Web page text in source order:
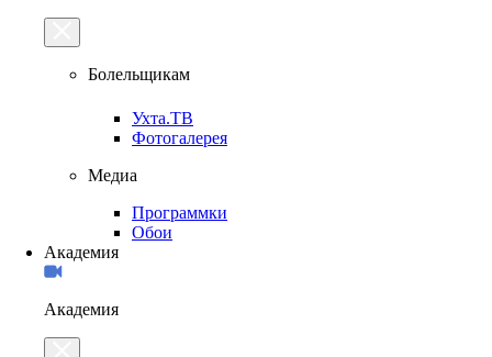
Болельщикам
Ухта.ТВ
Фотогалерея
Медиа
Программки
Обои
Академия
Академия